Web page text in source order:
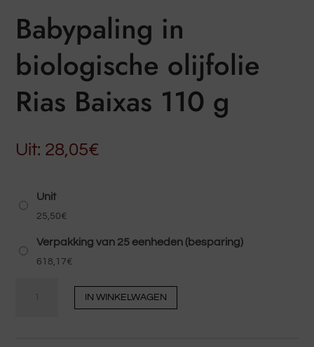
Babypaling in
biologische olijfolie
Rias Baixas 110 g
Uit: 28,05€
Unit
25,50€
Verpakking van 25 eenheden (besparing)
618,17€
IN WINKELWAGEN